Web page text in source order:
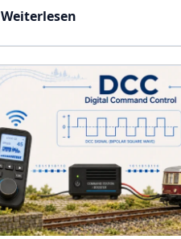
Weiterlesen